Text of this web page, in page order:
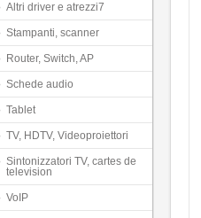
Altri driver e atrezzi7
Stampanti, scanner
Router, Switch, AP
Schede audio
Tablet
TV, HDTV, Videoproiettori
Sintonizzatori TV, cartes de
television
VoIP